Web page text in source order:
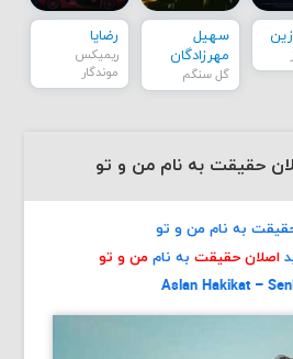
سهیل
مهرزادگان
گل سنگم
رضایا
ریمیکس
موندگار
حقیقت به نام من و تو
به نام من و تو
اصلان حقیقت به ناممن و تو
Aslan Hakikat –